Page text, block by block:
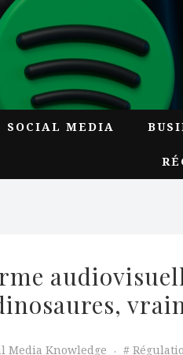
SOCIAL MEDIA
Media Knowledge